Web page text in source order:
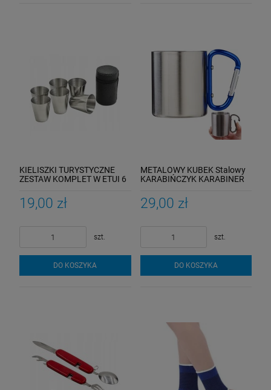
KIELISZKI TURYSTYCZNE
ZESTAW KOMPLET W ETUI 6
19,00 zł
szt.
DO KOSZYKA
METALOWY KUBEK Stalowy
KARABIŃCZYK KARABINER
29,00 zł
szt.
DO KOSZYKA